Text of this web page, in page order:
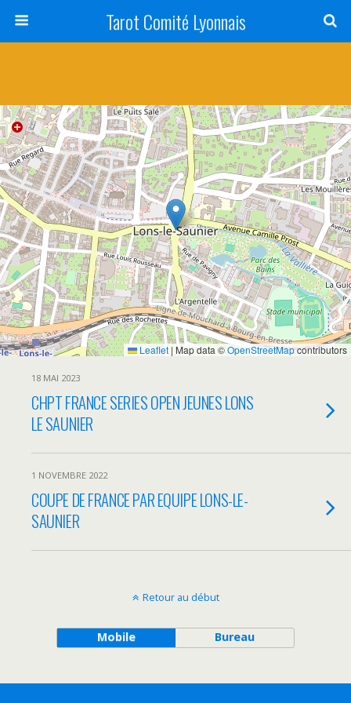
Tarot Comité Lyonnais
Leaflet | Map data ©OpenStreetMapcontributors
18 MAI 2023
CHPT FRANCE SERIES OPEN JEUNES LONS
LE SAUNIER
1 NOVEMBRE 2022
COUPE DE FRANCE PAR EQUIPE LONS-LE-
SAUNIER
Retour au début
Mobile Bureau